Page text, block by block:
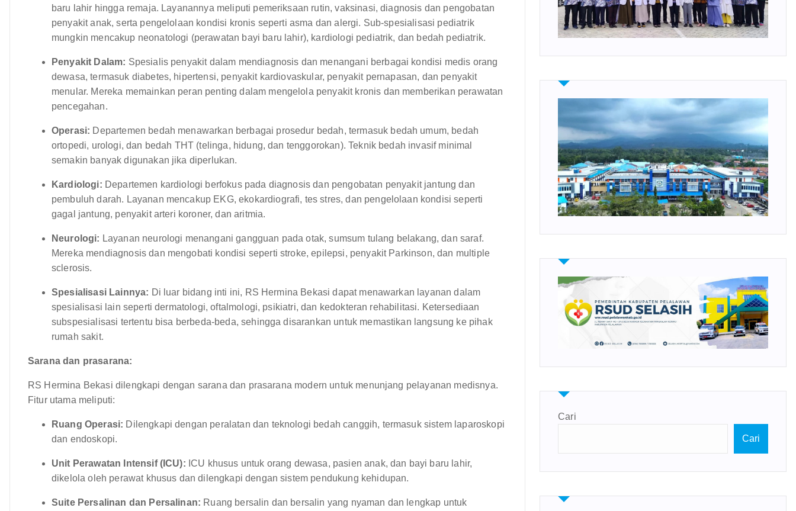
baru lahir hingga remaja. Layanannya meliputi pemeriksaan rutin, vaksinasi, diagnosis dan pengobatan
penyakit anak, serta pengelolaan kondisi kronis seperti asma dan alergi. Sub-spesialisasi pediatrik
mungkin mencakup neonatologi (perawatan bayi baru lahir), kardiologi pediatrik, dan bedah pediatrik.
Penyakit Dalam: Spesialis penyakit dalam mendiagnosis dan menangani berbagai kondisi medis orang
dewasa, termasuk diabetes, hipertensi, penyakit kardiovaskular, penyakit pernapasan, dan penyakit
menular. Mereka memainkan peran penting dalam mengelola penyakit kronis dan memberikan perawatan
pencegahan.
Operasi: Departemen bedah menawarkan berbagai prosedur bedah, termasuk bedah umum, bedah
ortopedi, urologi, dan bedah THT (telinga, hidung, dan tenggorokan). Teknik bedah invasif minimal
semakin banyak digunakan jika diperlukan.
Kardiologi: Departemen kardiologi berfokus pada diagnosis dan pengobatan penyakit jantung dan
pembuluh darah. Layanan mencakup EKG, ekokardiografi, tes stres, dan pengelolaan kondisi seperti
gagal jantung, penyakit arteri koroner, dan aritmia.
Neurologi: Layanan neurologi menangani gangguan pada otak, sumsum tulang belakang, dan saraf.
Mereka mendiagnosis dan mengobati kondisi seperti stroke, epilepsi, penyakit Parkinson, dan multiple
sclerosis.
Spesialisasi Lainnya: Di luar bidang inti ini, RS Hermina Bekasi dapat menawarkan layanan dalam
spesialisasi lain seperti dermatologi, oftalmologi, psikiatri, dan kedokteran rehabilitasi. Ketersediaan
subspesialisasi tertentu bisa berbeda-beda, sehingga disarankan untuk memastikan langsung ke pihak
rumah sakit.
Sarana dan prasarana:
RS Hermina Bekasi dilengkapi dengan sarana dan prasarana modern untuk menunjang pelayanan medisnya.
Fitur utama meliputi:
Ruang Operasi: Dilengkapi dengan peralatan dan teknologi bedah canggih, termasuk sistem laparoskopi
dan endoskopi.
Unit Perawatan Intensif (ICU): ICU khusus untuk orang dewasa, pasien anak, dan bayi baru lahir,
dikelola oleh perawat khusus dan dilengkapi dengan sistem pendukung kehidupan.
Suite Persalinan dan Persalinan: Ruang bersalin dan bersalin yang nyaman dan lengkap untuk
Cari
Cari